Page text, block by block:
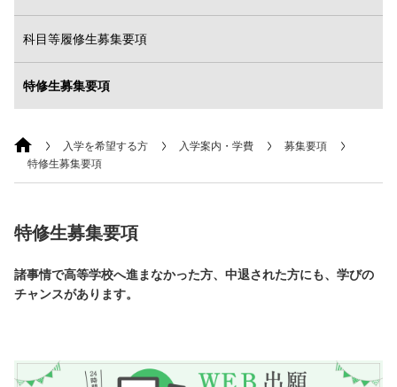
科目等履修生募集要項
特修生募集要項
入学を希望する方 入学案内・学費
募集要項
特修生募集要項
特修生募集要項
諸事情で高等学校へ進まなかった方、中退された方にも、学びの
チャンスがあります。